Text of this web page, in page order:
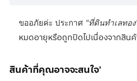
ขออภัยค่ะ ประกาศ "ที่ดินทำเลทอง
หมดอายุหรือถูกปิดไปเนื่องจากสินค้
สินค้าที่คุณอาจจะสนใจ'